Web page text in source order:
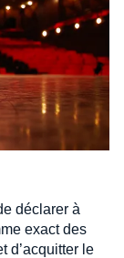
déclarer à
exact des
d’acquitter le